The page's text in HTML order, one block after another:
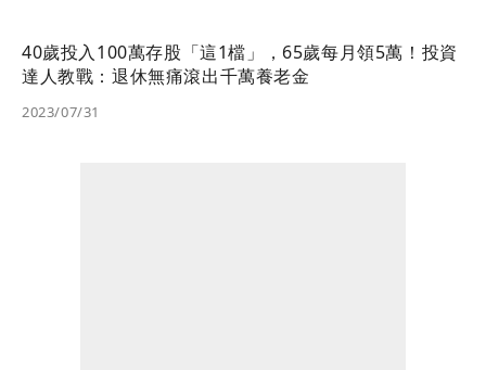
40歲投入100萬存股「這1檔」，65歲每月領5萬！投資
達人教戰：退休無痛滾出千萬養老金
2023/07/31